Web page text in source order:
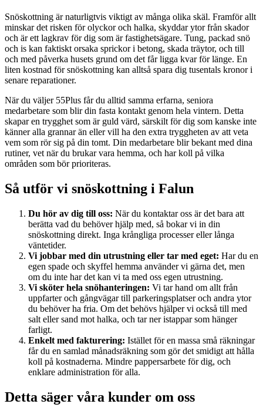
Snöskottning är naturligtvis viktigt av många olika skäl. Framför allt
minskar det risken för olyckor och halka, skyddar ytor från skador
och är ett lagkrav för dig som är fastighetsägare. Tung, packad snö
och is kan faktiskt orsaka sprickor i betong, skada träytor, och till
och med påverka husets grund om det får ligga kvar för länge. En
liten kostnad för snöskottning kan alltså spara dig tusentals kronor i
senare reparationer.
När du väljer 55Plus får du alltid samma erfarna, seniora
medarbetare som blir din fasta kontakt genom hela vintern. Detta
skapar en trygghet som är guld värd, särskilt för dig som kanske inte
känner alla grannar än eller vill ha den extra tryggheten av att veta
vem som rör sig på din tomt. Din medarbetare blir bekant med dina
rutiner, vet när du brukar vara hemma, och har koll på vilka
områden som bör prioriteras.
Så utför vi snöskottning i Falun
Du hör av dig till oss: När du kontaktar oss är det bara att
berätta vad du behöver hjälp med, så bokar vi in din
snöskottning direkt. Inga krångliga processer eller långa
väntetider.
Vi jobbar med din utrustning eller tar med eget: Har du en
egen spade och skyffel hemma använder vi gärna det, men
om du inte har det kan vi ta med oss egen utrustning.
Vi sköter hela snöhanteringen: Vi tar hand om allt från
uppfarter och gångvägar till parkeringsplatser och andra ytor
du behöver ha fria. Om det behövs hjälper vi också till med
salt eller sand mot halka, och tar ner istappar som hänger
farligt.
Enkelt med fakturering: Istället för en massa små räkningar
får du en samlad månadsräkning som gör det smidigt att hålla
koll på kostnaderna. Mindre pappersarbete för dig, och
enklare administration för alla.
Detta säger våra kunder om oss